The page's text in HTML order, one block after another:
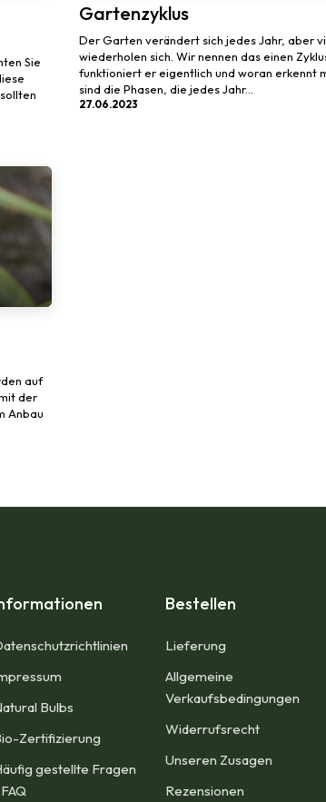
Sie
Gartenzyklus
Der Garten verändert sich jedes Jahr, aber
wiederholen sich. Wir nennen das einen
funktioniert er eigentlich und woran erkennt
sind die Phasen, die jedes Jahr...
27.06.2023
auf
der
Anbau
Bulbs
Zertifizierung
gestellte Fragen
Bestellen
Lieferung
Allgemeine
Verkaufsbedingungen​
Widerrufsrecht
Unseren Zusagen
Rezensionen​